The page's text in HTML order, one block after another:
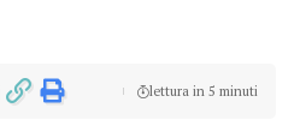
lettura in 5 minuti